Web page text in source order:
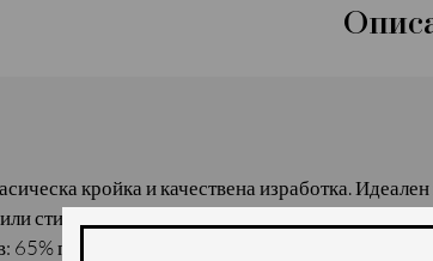
кройка и качествена изработка. Идеален
стилна визия в ежедневието. Подходящ за
65% полиестер, 35% вискоза.